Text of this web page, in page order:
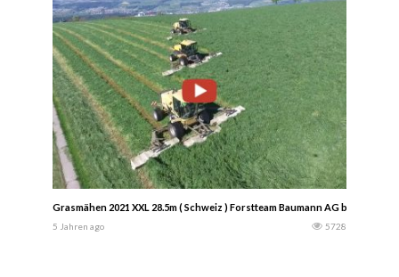
Grasmähen 2021 XXL 28.5m ( Schweiz ) Forstteam Baumann AG beim
5 Jahren ago 5728